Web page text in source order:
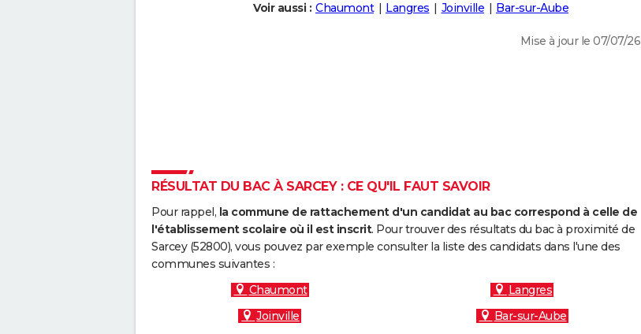
Voir aussi : Chaumont Langres Joinville Bar-sur-Aube
Mise à jour le 07/07/26
RÉSULTAT DU BAC À SARCEY : CE QU'IL FAUT SAVOIR
Pour rappel, la commune de rattachement d'un candidat au bac correspond à celle de
l'établissement scolaire où il est inscrit. Pour trouver des résultats du bac à proximité de
Sarcey (52800), vous pouvez par exemple consulter la liste des candidats dans l'une des
communes suivantes :
Chaumont
Langres
Joinville
Bar-sur-Aube